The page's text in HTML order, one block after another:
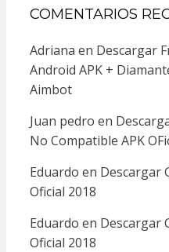
COMENTARIOS
Adriana en Descargar
Android APK +
Aimbot
Juan pedro en
No Compatible APK
Eduardo en Descargar
Oficial 2018
Eduardo en Descargar
Oficial 2018